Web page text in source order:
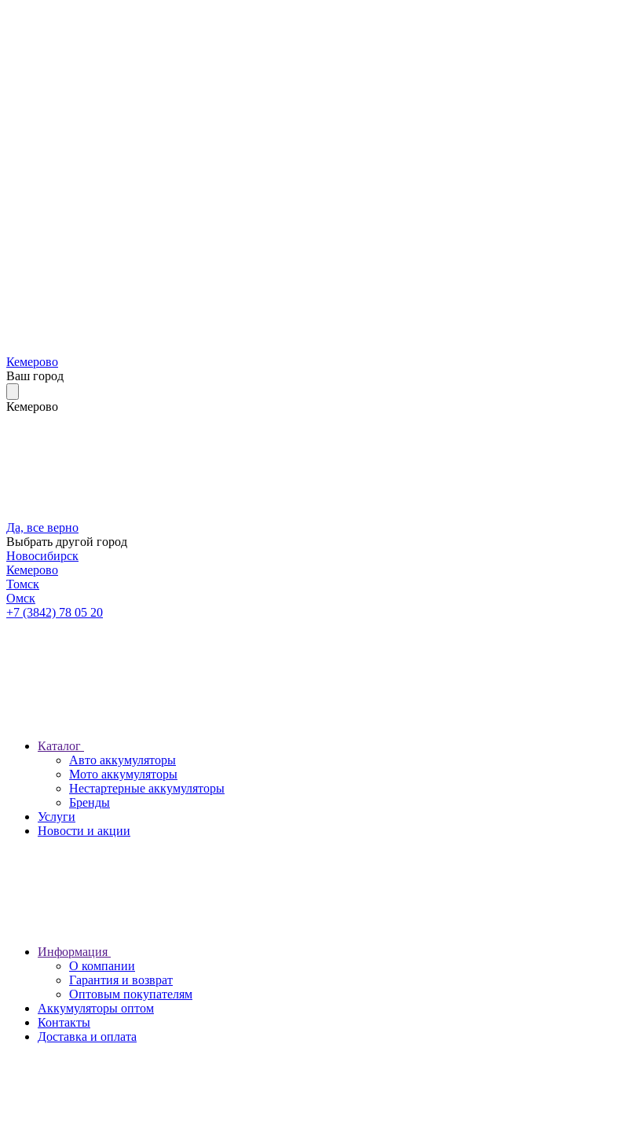
Кемерово
Ваш город
Кемерово
Да, все верно
Выбрать другой город
Новосибирск
Кемерово
Томск
Омск
+7 (3842) 78 05 20
Каталог
Авто аккумуляторы
Мото аккумуляторы
Нестартерные аккумуляторы
Бренды
Услуги
Новости и акции
Информация
О компании
Гарантия и возврат
Оптовым покупателям
Аккумуляторы оптом
Контакты
Доставка и оплата